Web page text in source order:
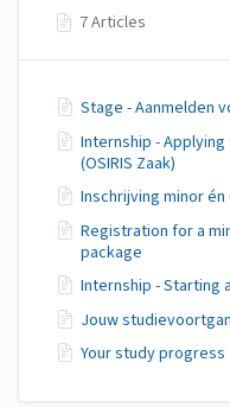
7 Articles
Stage - Aanmelden
Internship - Applying
(OSIRIS Zaak)
Inschrijving minor
Registration for a
package
Internship - Starting
Jouw
Your study progress